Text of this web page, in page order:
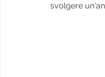
svolgere